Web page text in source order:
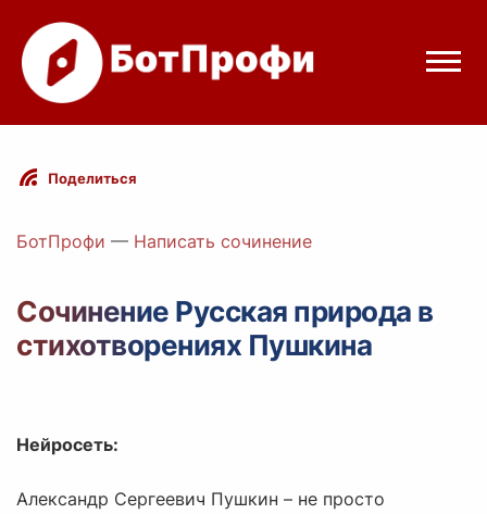
Режимы бота
Цены
Вход с Telegram
Поделиться
БотПрофи — Написать сочинение
Сочинение Русская природа в
стихотворениях Пушкина
Нейросеть:
Александр Сергеевич Пушкин – не просто